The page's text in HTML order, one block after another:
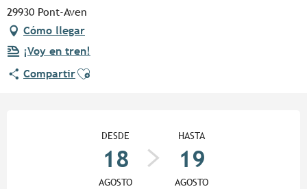
29930 Pont-Aven
Cómo llegar
¡Voy en tren!
CompartirAjouter aux favoris
DESDE
18
AGOSTO
HASTA
19
AGOSTO